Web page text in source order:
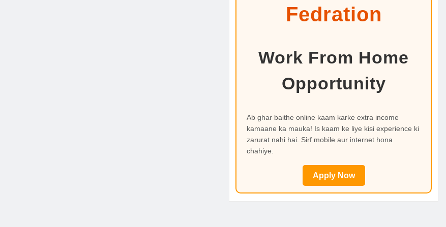
Fedration
Work From Home
Opportunity
Ab ghar baithe online kaam karke extra income
kamaane ka mauka! Is kaam ke liye kisi experience ki
zarurat nahi hai. Sirf mobile aur internet hona
chahiye.
Apply Now